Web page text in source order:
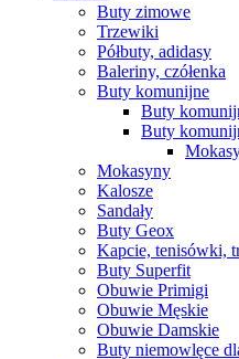
Buty zimowe
Trzewiki
Półbuty, adidasy
Baleriny, czółenka
Buty komunijne
Buty
Buty
Mokasyny
Kalosze
Sandały
Buty Geox
Kapcie, tenisówki,
Buty Superfit
Obuwie Primigi
Obuwie Męskie
Obuwie Damskie
Buty niemowlęce